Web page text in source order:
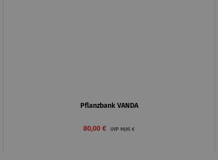
Pflanzbank VANDA
Verkaufspreis:
80,00 € UVP Regulärer Preis:
99,95 €